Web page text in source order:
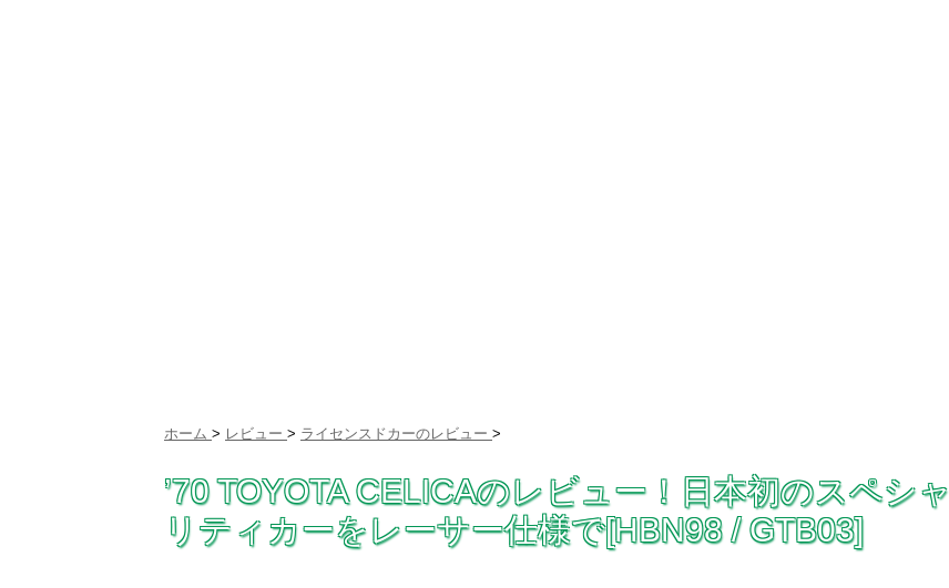
ホーム > レビュー > ライセンスドカーのレビュー >
’70 TOYOTA CELICAのレビュー！日本初のスペシャ
リティカーをレーサー仕様で[HBN98 / GTB03]